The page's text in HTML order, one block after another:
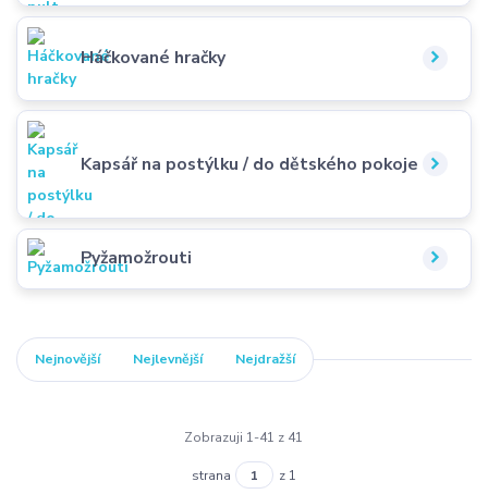
Háčkované hračky
Kapsář na postýlku / do dětského pokoje
Pyžamožrouti
Nejnovější Nejlevnější Nejdražší
Zobrazuji 1-41 z 41
strana z 1